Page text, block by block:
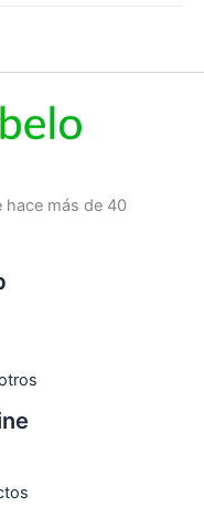
hace más de 40